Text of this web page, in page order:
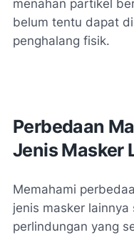
menahan partikel
belum tentu dapat
penghalang fisik.
Perbedaan
Jenis Masker
Memahami
jenis masker
perlindungan yang